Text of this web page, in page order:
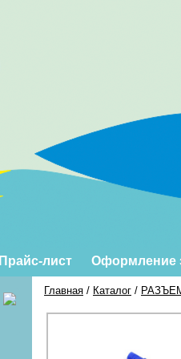
Прайс-лист Оформление
Главная / Каталог /